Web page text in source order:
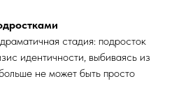
стадия: подросток
идентичности, выбиваясь из
не может быть просто